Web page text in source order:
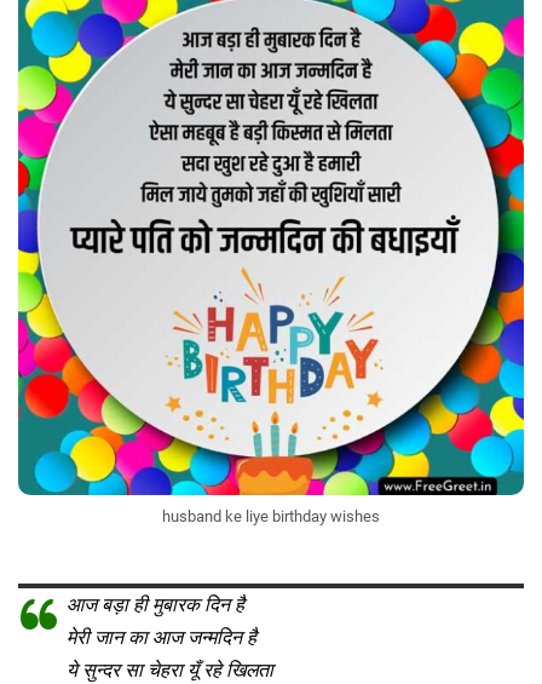
husband ke liye birthday wishes
आज बड़ा ही मुबारक दिन है
मेरी जान का आज जन्मदिन है
ये सुन्दर सा चेहरा यूँ रहे खिलता